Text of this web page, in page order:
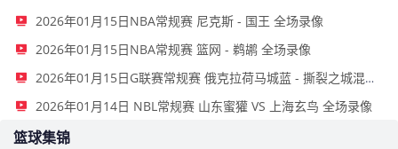
2026年01月15日NBA常规赛 尼克斯 - 国王 全场录像
2026年01月15日NBA常规赛 篮网 - 鹈鹕 全场录像
2026年01月15日G联赛常规赛 俄克拉荷马城蓝 - 撕裂之城混音 全场录像
2026年01月14日 NBL常规赛 山东蜜獾 VS 上海玄鸟 全场录像
篮球集锦